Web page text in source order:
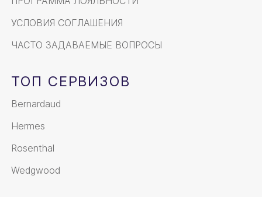
УСЛОВИЯ СОГЛАШЕНИЯ
ЧАСТО ЗАДАВАЕМЫЕ ВОПРОСЫ
ТОП СЕРВИЗОВ
Bernardaud
Hermes
Rosenthal
Wedgwood